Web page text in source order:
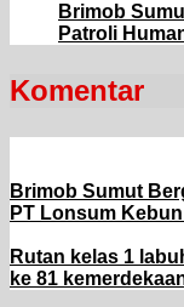
Brimob
Patroli
Komentar
Brimob Sumut
PT Lonsum
Rutan kelas 1
ke 81